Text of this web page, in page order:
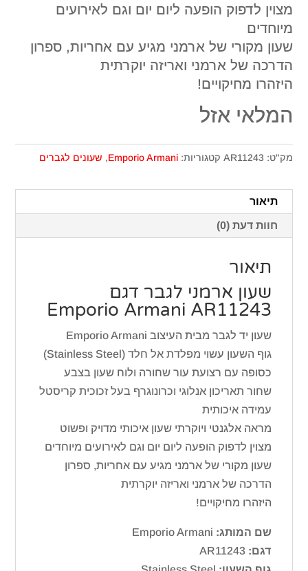
מצוין לדפוק הופעה ליום יום וגם לאירועים
מיוחדים
שעון מקורי של ארמני מגיע עם אחריות, ספרון
הדרכה של ארמני ואריזה יוקרתית
היזהרו מחיקויים!
המלאי אזל
מק"ט: AR11243 קטגוריות:Emporio Armani
, שעונים לגברים
תיאור
חוות דעת (0)
תיאור
שעון ארמני לגבר דגם
Emporio Armani AR11243
שעון יד לגבר מבית העיצוב Emporio Armani
גוף השעון עשוי מפלדת אל חלד (Stainless Steel)
כסופה עם רצועת עור שחורה ולוח שעון בצבע
שחור תאריכון אנלוגי וכרונוגרף בעל זכוכית קריסטל
עמידה איכותית
מראה אלגנטי ויוקרתי שעון איכותי מדויק ופשוט
מצוין לדפוק הופעה ליום יום וגם לאירועים מיוחדים
שעון מקורי של ארמני מגיע עם אחריות, ספרון
הדרכה של ארמני ואריזה יוקרתית
היזהרו מחיקויים!
שם המותג:
דגם: